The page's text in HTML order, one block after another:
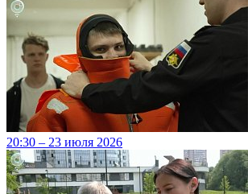
20:30 – 23 июля 2026